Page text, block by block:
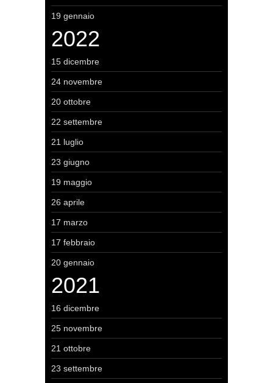
19 gennaio
2022
15 dicembre
24 novembre
20 ottobre
22 settembre
21 luglio
23 giugno
19 maggio
26 aprile
17 marzo
17 febbraio
20 gennaio
2021
16 dicembre
25 novembre
21 ottobre
23 settembre